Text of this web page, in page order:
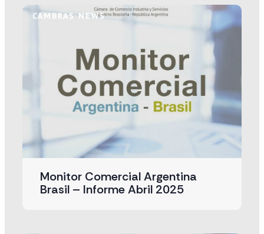
CAMBRAS NEWS
Monitor Comercial Argentina
Brasil – Informe Abril 2025